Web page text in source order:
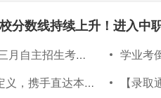
能小六门备考材料已上架~
学业考倒
准中职新生线下升学宣讲会圆满落幕
【录取通